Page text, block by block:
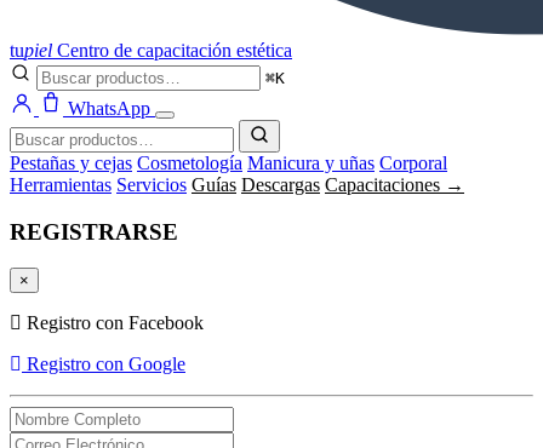
tupiel Centro de capacitación estética
⌘K
WhatsApp
Pestañas y cejas Cosmetología Manicura y uñas Corporal
Herramientas Servicios Guías Descargas Capacitaciones →
REGISTRARSE
×
Registro con Facebook
Registro con Google